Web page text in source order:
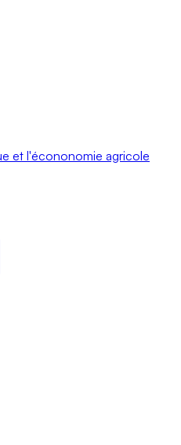
et l'écononomie agricole